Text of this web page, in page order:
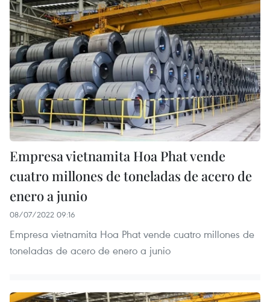
Empresa vietnamita Hoa Phat vende
cuatro millones de toneladas de acero de
enero a junio
08/07/2022 09:16
Empresa vietnamita Hoa Phat vende cuatro millones de
toneladas de acero de enero a junio